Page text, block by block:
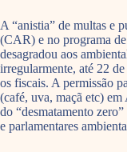
A “anistia” de multas e
(CAR) e no programa
desagradou aos
irregularmente, até 22
os fiscais. A permissão
(café, uva, maçã etc)
do “desmatamento
e parlamentares